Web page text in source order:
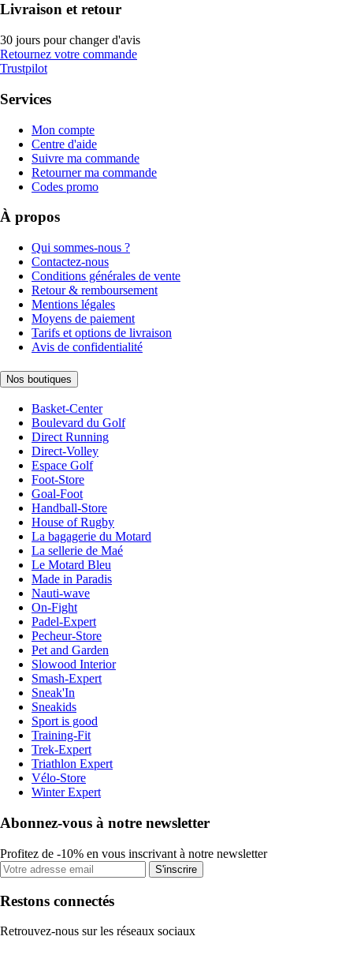
Livraison et retour
30 jours pour changer d'avis
Retournez votre commande
Trustpilot
Services
Mon compte
Centre d'aide
Suivre ma commande
Retourner ma commande
Codes promo
À propos
Qui sommes-nous ?
Contactez-nous
Conditions générales de vente
Retour & remboursement
Mentions légales
Moyens de paiement
Tarifs et options de livraison
Avis de confidentialité
Nos boutiques
Basket-Center
Boulevard du Golf
Direct Running
Direct-Volley
Espace Golf
Foot-Store
Goal-Foot
Handball-Store
House of Rugby
La bagagerie du Motard
La sellerie de Maé
Le Motard Bleu
Made in Paradis
Nauti-wave
On-Fight
Padel-Expert
Pecheur-Store
Pet and Garden
Slowood Interior
Smash-Expert
Sneak'In
Sneakids
Sport is good
Training-Fit
Trek-Expert
Triathlon Expert
Vélo-Store
Winter Expert
Abonnez-vous à notre newsletter
Profitez de -10% en vous inscrivant à notre newsletter
S'inscrire
Restons connectés
Retrouvez-nous sur les réseaux sociaux